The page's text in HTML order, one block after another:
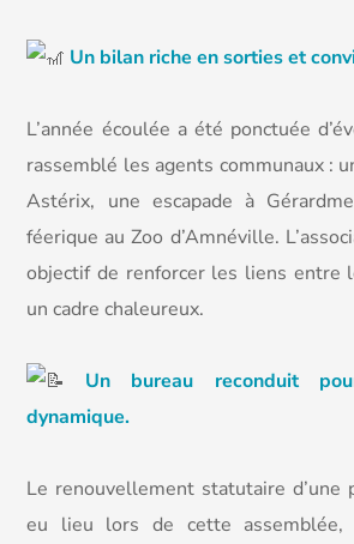
Un bilan riche en sorties et
L’année écoulée a été ponctuée
rassemblé les agents communaux :
Astérix, une escapade à
féerique au Zoo d’Amnéville.
objectif de renforcer les liens entre
un cadre chaleureux.
Un bureau reconduit
dynamique.
Le renouvellement statutaire d’une
eu lieu lors de cette assemblée,